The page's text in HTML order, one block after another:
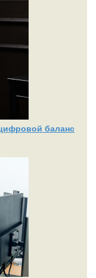
баланс